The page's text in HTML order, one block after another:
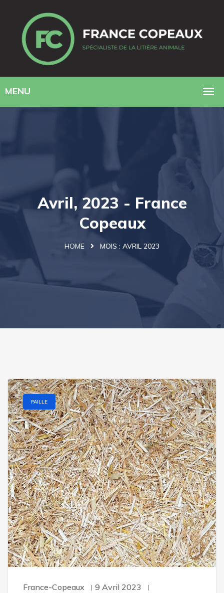
Avril, 2023 - France
Copeaux
HOME MOIS : AVRIL 2023
PAILLE
France-Copeaux
9 Avril 2023